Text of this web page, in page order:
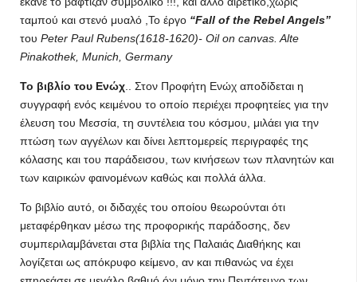
ταμπού και στενό μυαλό ,Το έργο “Fall of the Rebel Angels”
του Peter Paul Rubens(1618-1620)- Oil on canvas. Alte
Pinakothek, Munich, Germany
Το βιβλίο του Ενώχ .. Στον Προφήτη Ενώχ αποδίδεται η
συγγραφή ενός κειμένου το οποίο περιέχει προφητείες για την
έλευση του Μεσσία, τη συντέλεια του κόσμου, μιλάει για την
πτώση των αγγέλων και δίνει λεπτομερείς περιγραφές της
κόλασης και του παράδεισου, των κινήσεων των πλανητών και
των καιρικών φαινομένων καθώς και πολλά άλλα.
Το βιβλίο αυτό, οι διδαχές του οποίου θεωρούνται ότι
μεταφέρθηκαν μέσω της προφορικής παράδοσης, δεν
συμπεριλαμβάνεται στα βιβλία της Παλαιάς Διαθήκης και
λογίζεται ως απόκρυφο κείμενο, αν και πιθανώς να έχει